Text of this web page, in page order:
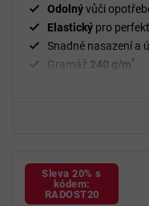
Odolnývůči
Elastický pro
Snadné nasazení a
Gramáž 240 g/m²
Sleva 20% s
kódem:
RADOST20